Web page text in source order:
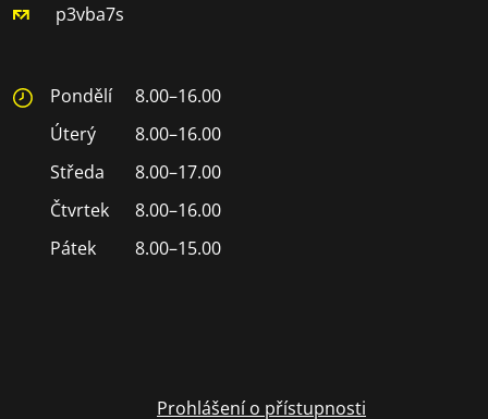
p3vba7s
Pondělí
8.00–16.00
Úterý
8.00–16.00
Středa
8.00–17.00
Čtvrtek
8.00–16.00
Pátek
8.00–15.00
Prohlášení o přístupnosti